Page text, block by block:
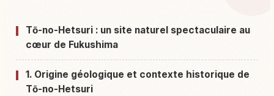
Activités à Tou Nohetsuri↗
Tō-no-Hetsuri : un site naturel spectaculaire au
cœur de Fukushima
1. Origine géologique et contexte historique de
Tō-no-Hetsuri